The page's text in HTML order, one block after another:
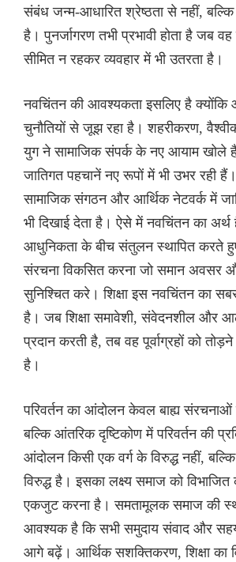
संबंध जन्म-आधारित श्रेष्ठता से नहीं,
है। पुनर्जागरण तभी प्रभावी होता है जब
सीमित न रहकर व्यवहार में भी उतरता है।
नवचिंतन की आवश्यकता इसलिए है
चुनौतियों से जूझ रहा है। शहरीकरण,
युग ने सामाजिक संपर्क के नए आयाम खोले
जातिगत पहचानें नए रूपों में भी उभर रही हैं।
सामाजिक संगठन और आर्थिक नेटवर्क में
भी दिखाई देता है। ऐसे में नवचिंतन का
आधुनिकता के बीच संतुलन स्थापित करते
संरचना विकसित करना जो समान अवसर
सुनिश्चित करे। शिक्षा इस नवचिंतन का
है। जब शिक्षा समावेशी, संवेदनशील और
प्रदान करती है, तब वह पूर्वाग्रहों को
है।
परिवर्तन का आंदोलन केवल बाह्य संरचनाओं
बल्कि आंतरिक दृष्टिकोण में परिवर्तन की
आंदोलन किसी एक वर्ग के विरुद्ध नहीं,
विरुद्ध है। इसका लक्ष्य समाज को विभाजित
एकजुट करना है। समतामूलक समाज की
आवश्यक है कि सभी समुदाय संवाद और
आगे बढ़ें। आर्थिक सशक्तिकरण, शिक्षा का